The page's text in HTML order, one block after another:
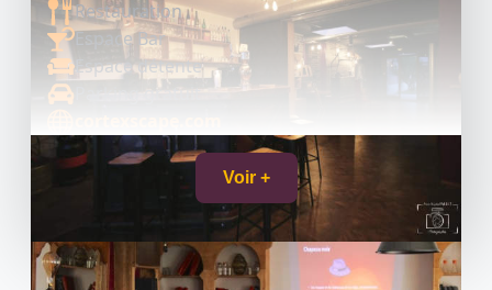
Restauration
Espace Bar
Espace détente
Parking gratuit
Voir +